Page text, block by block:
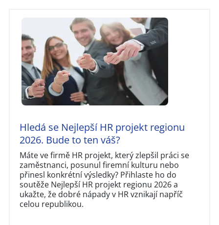
Hledá se Nejlepší HR projekt regionu
2026. Bude to ten váš?
Máte ve firmě HR projekt, který zlepšil práci se
zaměstnanci, posunul firemní kulturu nebo
přinesl konkrétní výsledky? Přihlaste ho do
soutěže Nejlepší HR projekt regionu 2026 a
ukažte, že dobré nápady v HR vznikají napříč
celou republikou.